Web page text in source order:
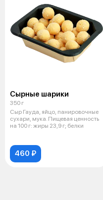
Сырные шарики
350 г
Сыр Гауда, яйцо, панировочные
сухари, мука. Пищевая ценность
на 100 г: жиры 23,9 г; белки
460 ₽